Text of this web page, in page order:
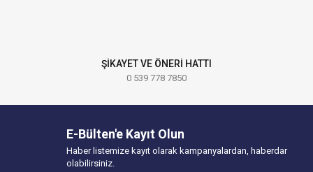
ŞİKAYET VE ÖNERİ HATTI
0 539 778 7850
E-Bülten'e Kayıt Olun
Haber listemize kayıt olarak kampanyalardan, haberdar
olabilirsiniz.